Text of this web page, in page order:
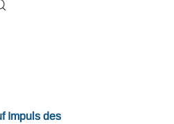
Impuls des